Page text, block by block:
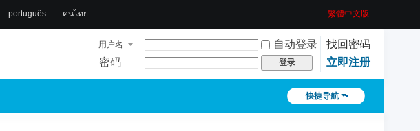
português คนไทย 繁體中文版
用户名 自动登录
找回密码
密码
登录 立即注册
快捷导航